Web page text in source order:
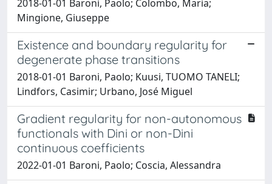
2018-01-01 Baroni, Paolo; Colombo, Maria;
Mingione, Giuseppe
Existence and boundary regularity for
degenerate phase transitions
2018-01-01 Baroni, Paolo; Kuusi, TUOMO TANELI;
Lindfors, Casimir; Urbano, José Miguel
Gradient regularity for non-autonomous
functionals with Dini or non-Dini
continuous coefficients
2022-01-01 Baroni, Paolo; Coscia, Alessandra